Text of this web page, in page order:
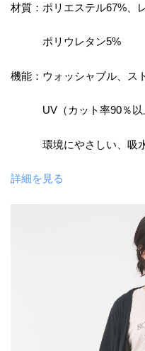
材質：ポリエステル67%、
ポリウレタン5%
機能：ウォッシャブル、ス
UV（カット率90％以
環境にやさしい、吸
詳細を見る